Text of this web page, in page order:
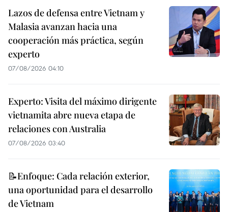
Lazos de defensa entre Vietnam y
Malasia avanzan hacia una
cooperación más práctica, según
experto
07/08/2026 04:10
Experto: Visita del máximo dirigente
vietnamita abre nueva etapa de
relaciones con Australia
07/08/2026 03:40
📝Enfoque: Cada relación exterior,
una oportunidad para el desarrollo
de Vietnam